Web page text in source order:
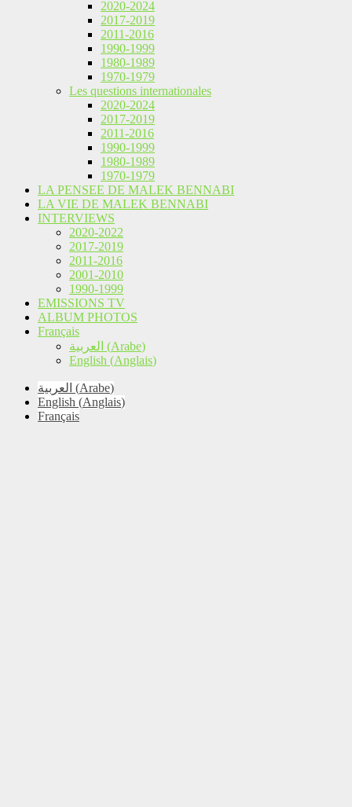
2020-2024
2017-2019
2011-2016
1990-1999
1980-1989
1970-1979
Les questions internationales
2020-2024
2017-2019
2011-2016
1990-1999
1980-1989
1970-1979
LA PENSEE DE MALEK BENNABI
LA VIE DE MALEK BENNABI
INTERVIEWS
2020-2022
2017-2019
2011-2016
2001-2010
1990-1999
EMISSIONS TV
ALBUM PHOTOS
Français
العربية (Arabe)
English (Anglais)
العربية (Arabe)
English (Anglais)
Français